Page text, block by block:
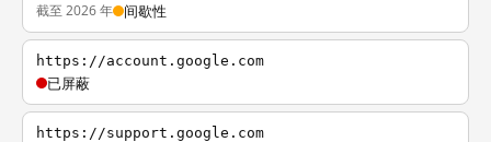
截至 2026 年 间歇性
https://account.google.com
已屏蔽
https://support.google.com